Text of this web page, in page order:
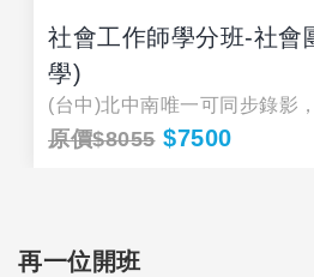
社會工作師學分班-社會
學)
(台中)北中南唯一可同步錄影
原價$8055$7500
再一位開班